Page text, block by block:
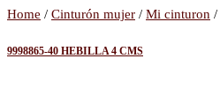
Home / Cinturón mujer / Mi cinturon /
9998865-40 HEBILLA 4 CMS